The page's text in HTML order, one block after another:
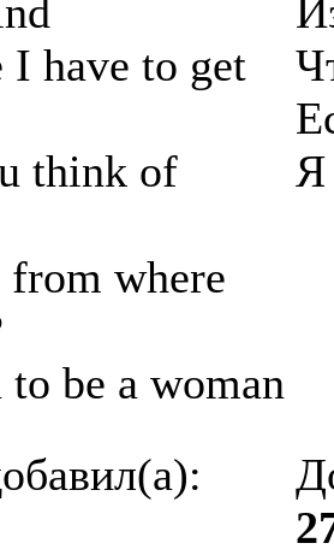
I have to get
think of
where
be a woman
Я